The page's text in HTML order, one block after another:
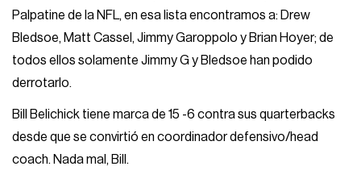
Palpatine de la NFL, en esa lista encontramos a: Drew
Bledsoe, Matt Cassel, Jimmy Garoppolo y Brian Hoyer; de
todos ellos solamente Jimmy G y Bledsoe han podido
derrotarlo.
Bill Belichick tiene marca de 15 -6 contra sus quarterbacks
desde que se convirtió en coordinador defensivo/head
coach. Nada mal, Bill.